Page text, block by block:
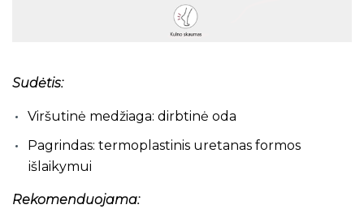
Sudėtis:
Viršutinė medžiaga: dirbtinė oda
Pagrindas: termoplastinis uretanas formos
išlaikymui
Rekomenduojama: